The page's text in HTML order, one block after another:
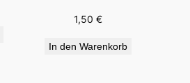
1,50€
In den Warenkorb